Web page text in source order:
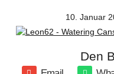
10. Januar
Den